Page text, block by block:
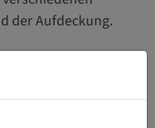
der Aufdeckung.